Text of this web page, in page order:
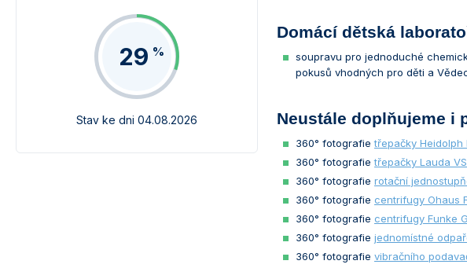
29 %
Stav ke dni 04.08.2026
Domácí dětská
soupravu pro jednoduché
pokusů vhodných pro děti a
Neustále doplňujeme i
360° fotografietřepačky Heidolph
360° fotografietřepačky Lauda VS
360° fotografie rotační
360° fotografie centrifugy Ohaus
360° fotografie centrifugy Funke
360° fotografie jednomístné
360° fotografie vibračního